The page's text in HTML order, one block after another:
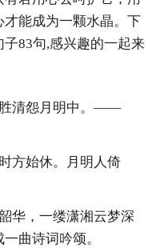
能成为一颗水晶。下
83句,感兴趣的一起来
胜清怨月明中。——
方始休。月明人倚
华，一缕潇湘云梦深
曲诗词吟颂。